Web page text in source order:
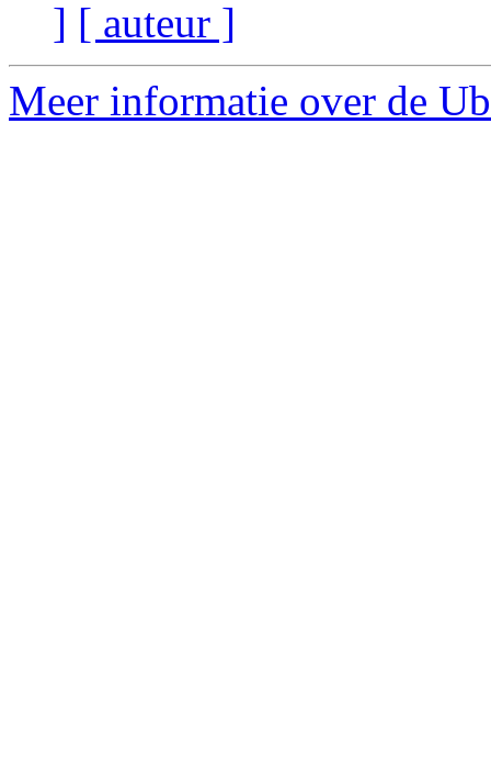
] [ auteur ]
Meer informatie over de